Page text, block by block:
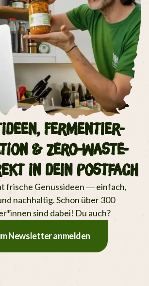
Fermentier-
& Zero-Waste-
in dein Postfach
nachhaltig. Schon über 300
sind dabei! Du auch?
Newsletter anmelden